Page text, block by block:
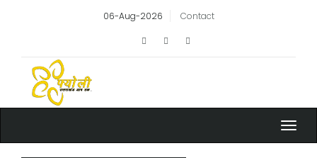
06-Aug-2026 Contact